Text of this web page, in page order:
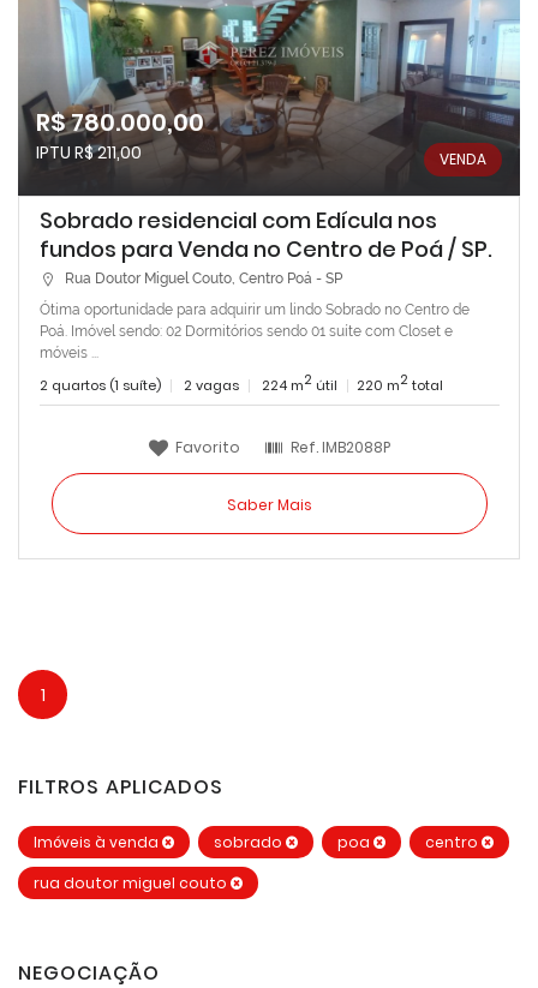
R$ 780.000,00
IPTU R$ 211,00 VENDA
Sobrado residencial com Edícula nos
fundos para Venda no Centro de Poá / SP.
Rua Doutor Miguel Couto, Centro Poá - SP
Ótima oportunidade para adquirir um lindo Sobrado no Centro de
Poá. Imóvel sendo: 02 Dormitórios sendo 01 suíte com Closet e
móveis ...
2 quartos (1 suíte) 2 vagas 224 m2 útil 220 m2 total
Favorito Ref. IMB2088P
Saber Mais
1
FILTROS APLICADOS
Imóveis à venda sobrado poa
centro
rua doutor miguel couto
NEGOCIAÇÃO